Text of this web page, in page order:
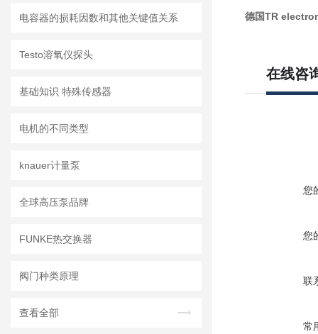
电容器的损耗因数和其他关键值关系
Testo溶氧仪探头
基础知识 特殊传感器
电机的不同类型
knauer计量泵
全球高压泵品牌
FUNKE热交换器
阀门种类原理
查看全部
德国TR
在线咨
您
您
联
常